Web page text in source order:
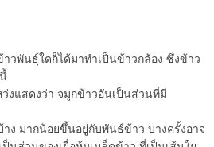
พันธุ์ใดก็ได้มาทำเป็นข้าวกล้อง ซึ่งข้าว
แสดงว่า จมูกข้าวอันเป็นส่วนที่มี
มากน้อยขึ้นอยู่กับพันธ์ข้าว บางครั้งอาจ